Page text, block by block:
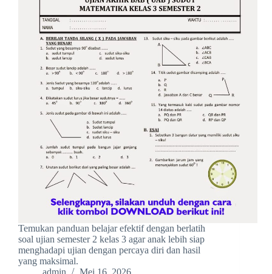
Temukan panduan belajar efektif dengan berlatih
soal ujian semester 2 kelas 3 agar anak lebih siap
menghadapi ujian dengan percaya diri dan hasil
yang maksimal.